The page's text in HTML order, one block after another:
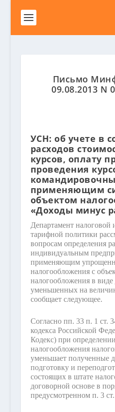
Письмо
09.08.2013 N
УСН: об учете в
расходов
курсов, оплату
проведения
применяющим
объектом
«Доходы минус
Департамент налоговой
тарифной политики
вопросам определения
индивидуальным
применяющим
налогообложения с
налогообложения в виде
уменьшенных на
сообщает следующее.
Согласно пп. 33 п. 1 ст.
кодекса Российской
Кодекс) при
налогообложения
уменьшает полученные
подготовку и
состоящих в штате
договорной основе в
предусмотренном п. 3